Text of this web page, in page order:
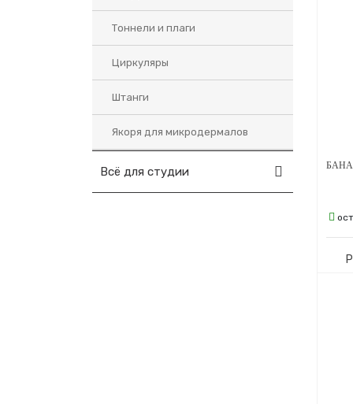
Тоннели и плаги
Циркуляры
Штанги
Якоря для микродермалов
Всё для студии